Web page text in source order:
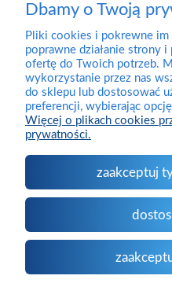
O
Dbamy o Twoją
Pliki cookies i pokrewne
poprawne działanie strony
ofertę do Twoich potrzeb.
wykorzystanie przez nas
do sklepu lub dostosować
preferencji, wybierając
Więcej o plikach cookies
prywatności.
zaakceptuj